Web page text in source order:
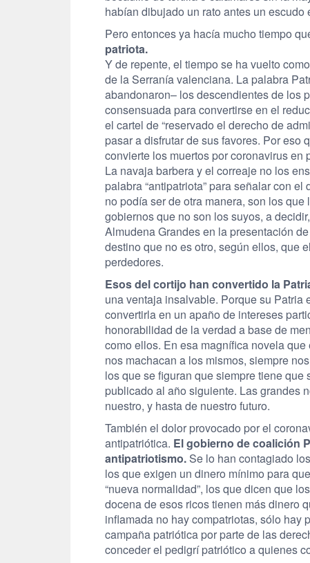
habían dibujado un rato antes un
Pero entonces ya hacía mucho tiempo
patriota.
Y de repente, el tiempo se ha vuelto
de la Serranía valenciana. La palabra
abandonaron– los descendientes de los
consensuada para convertirse en el
el cartel de “reservado el derecho de
pasar a disfrutar de sus favores. Por
convierte los muertos por coronavirus
La navaja barbera y el correaje no los
palabra “antipatriota” para señalar con
no podía ser de otra manera, son los
gobiernos que no son los suyos, a
Almudena Grandes en la presentación
destino que no es otro, según ellos, que
perdedores.
Esos del cortijo han convertido la
una ventaja insalvable. Porque su
convertirla en un apaño de intereses
honorabilidad de la verdad a base de
como ellos. En esa magnífica novela que
nos machacan a los mismos, siempre
los que se figuran que siempre tiene
publicado al año siguiente. Las grandes
nuestro, y hasta de nuestro futuro.
También el dolor provocado por el
antipatriótica. El gobierno de coalición
antipatriotismo. Se lo han contagiado
los que exigen un dinero mínimo para
“nueva normalidad”, los que dicen que
docena de esos ricos tienen más dinero
inflamada no hay compatriotas, sólo hay
campaña patriótica por parte de las
conceder el pedigrí patriótico a quienes